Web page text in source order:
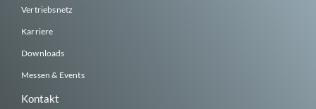
Vertriebsnetz
Karriere
Downloads
Messen & Events
Kontakt